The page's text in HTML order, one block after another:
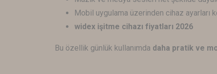
Mobil uygulama üzerinden cihaz ayarları
widex işitme cihazı fiyatları 2026
Bu özellik günlük kullanımda daha pratik ve